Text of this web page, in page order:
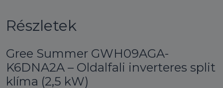
Részletek
Gree Summer GWH09AGA-
K6DNA2A – Oldalfali inverteres split
klíma (2,5 kW)